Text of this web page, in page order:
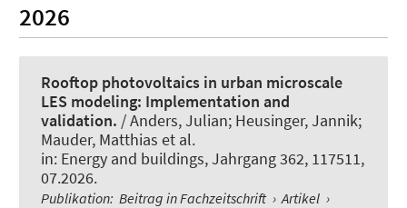
2026
Rooftop photovoltaics in urban microscale
LES modeling: Implementation and
validation. / Anders, Julian; Heusinger, Jannik;
Mauder, Matthias et al.
in: Energy and buildings, Jahrgang 362, 117511,
07.2026.
Publikation: Beitrag in Fachzeitschrift › Artikel ›